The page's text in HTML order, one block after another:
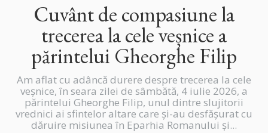
Cuvânt de compasiune la
trecerea la cele veșnice a
părintelui Gheorghe Filip
Am aflat cu adâncă durere despre trecerea la cele
veșnice, în seara zilei de sâmbătă, 4 iulie 2026, a
părintelui Gheorghe Filip, unul dintre slujitorii
vrednici ai sfintelor altare care și-au desfășurat cu
dăruire misiunea în Eparhia Romanului și...